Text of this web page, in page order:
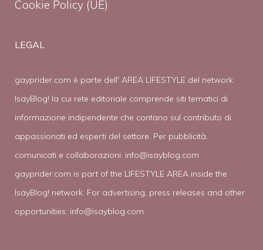
Cookie Policy (UE)
LEGAL
gayprider.com è parte dell' AREA LIFESTYLE del network
IsayBlog! la cui rete editoriale comprende siti tematici di
informazione indipendente che contano sul contributo di
appassionati ed esperti del settore. Per pubblicità,
comunicati e collaborazioni: info@isayblog.com
gayprider.com is part of the LIFESTYLE AREA inside the
IsayBlog! network. For advertising, press releases and other
opportunities: info@isayblog.com